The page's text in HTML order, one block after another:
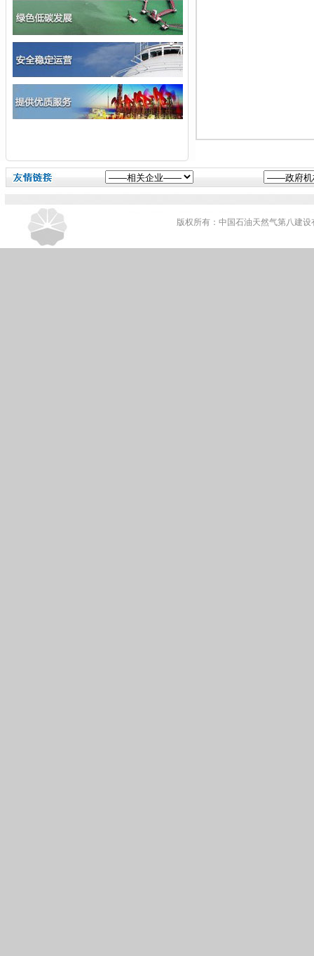
版权所有：中国石油天然气第八建